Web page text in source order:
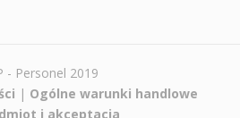
- Personel 2019
| Ogólne warunki handlowe
i akceptacja